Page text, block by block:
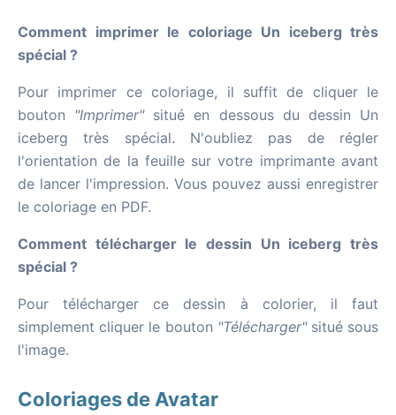
Comment imprimer le coloriage Un iceberg très
spécial ?
Pour imprimer ce coloriage, il suffit de cliquer le
bouton "Imprimer"situé en dessous du dessin Un
iceberg très spécial. N'oubliez pas de régler
l'orientation de la feuille sur votre imprimante avant
de lancer l'impression. Vous pouvez aussi enregistrer
le coloriage en PDF.
Comment télécharger le dessin Un iceberg très
spécial ?
Pour télécharger ce dessin à colorier, il faut
simplement cliquer le bouton "Télécharger"situé sous
l'image.
Coloriages de Avatar